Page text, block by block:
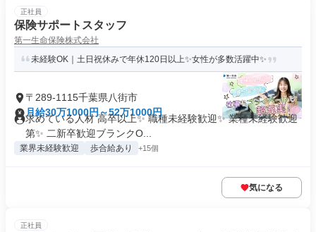
正社員
保険サポートスタッフ
第一生命保険株式会社
未経験OK｜土日祝休みで年休120日以上✨女性が多数活躍中✨
〒289-1115千葉県八街市
月給30万1000円～52万1000円
求めている人材 高卒以上✨ 職種未経験歓迎✨ 業種未経験歓迎
第✨ 二新卒歓迎ブランクO...
業界未経験歓迎 歩合給あり +15個
気になる
正社員